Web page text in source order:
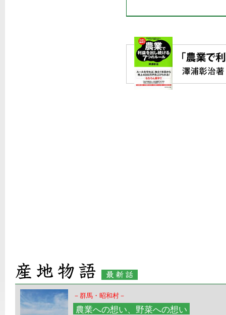
－群馬・昭和村－
農業への想い、野菜への想い